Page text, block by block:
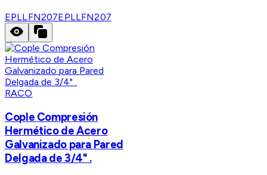
EPLLFN207EPLLFN207
RACO
Cople Compresión
Hermético de Acero
Galvanizado para Pared
Delgada de 3/4" .